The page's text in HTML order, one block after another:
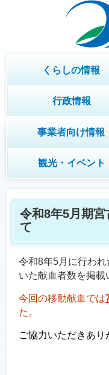
くらしの情報
行政情報
事業者向け情報
観光・イベント
令和8年5月期
て
令和8年5月に行わ
いた献血者数を掲載
今回の移動献血では
た。
ご協力いただきあり